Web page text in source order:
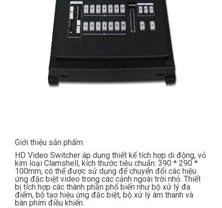
Giới thiệu sản phẩm:
HD Video Switcher áp dụng thiết kế tích hợp di động, vỏ
kim loại Clamshell, kích thước tiêu chuẩn: 390 * 290 *
100mm, có thể được sử dụng để chuyển đổi các hiệu
ứng đặc biệt video trong các cảnh ngoài trời nhỏ. Thiết
bị tích hợp các thành phần phổ biến như bộ xử lý đa
điểm, bộ tạo hiệu ứng đặc biệt, bộ xử lý âm thanh và
bàn phím điều khiển.